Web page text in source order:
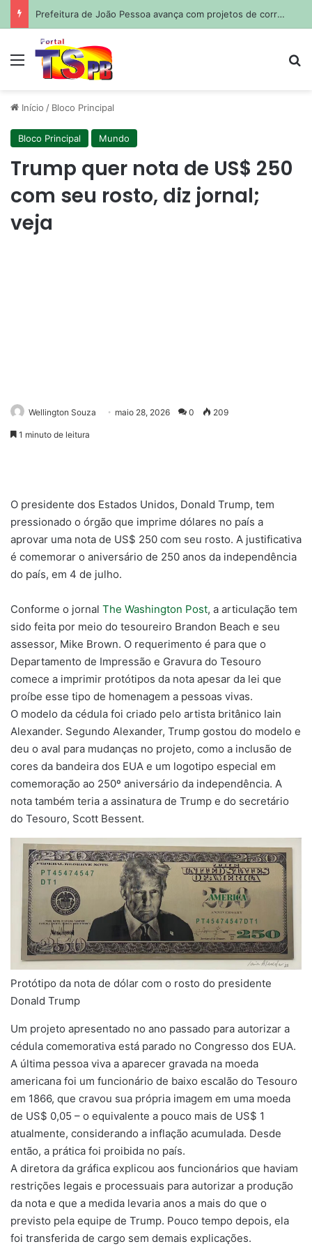
Prefeitura de João Pessoa avança com projetos de corredores viários para sistema de veículos rápidos
Menu
Início / Bloco Principal
Bloco Principal Mundo
Trump quer nota de US$ 250
com seu rosto, diz jornal;
veja
Wellington Souza maio 28, 2026 0 209
1 minuto de leitura
O presidente dos Estados Unidos, Donald Trump, tem
pressionado o órgão que imprime dólares no país a
aprovar uma nota de US$ 250 com seu rosto. A justificativa
é comemorar o aniversário de 250 anos da independência
do país, em 4 de julho.
Conforme o jornal The Washington Post, a articulação tem
sido feita por meio do tesoureiro Brandon Beach e seu
assessor, Mike Brown. O requerimento é para que o
Departamento de Impressão e Gravura do Tesouro
comece a imprimir protótipos da nota apesar da lei que
proíbe esse tipo de homenagem a pessoas vivas.
O modelo da cédula foi criado pelo artista britânico Iain
Alexander. Segundo Alexander, Trump gostou do modelo e
deu o aval para mudanças no projeto, como a inclusão de
cores da bandeira dos EUA e um logotipo especial em
comemoração ao 250º aniversário da independência. A
nota também teria a assinatura de Trump e do secretário
do Tesouro, Scott Bessent.
Protótipo da nota de dólar com o rosto do presidente
Donald Trump
Um projeto apresentado no ano passado para autorizar a
cédula comemorativa está parado no Congresso dos EUA.
A última pessoa viva a aparecer gravada na moeda
americana foi um funcionário de baixo escalão do Tesouro
em 1866, que cravou sua própria imagem em uma moeda
de US$ 0,05 – o equivalente a pouco mais de US$ 1
atualmente, considerando a inflação acumulada. Desde
então, a prática foi proibida no país.
A diretora da gráfica explicou aos funcionários que haviam
restrições legais e processuais para autorizar a produção
da nota e que a medida levaria anos a mais do que o
previsto pela equipe de Trump. Pouco tempo depois, ela
foi transferida de cargo sem demais explicações.